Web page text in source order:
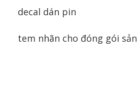
decal dán pin
tem nhãn cho đóng gói